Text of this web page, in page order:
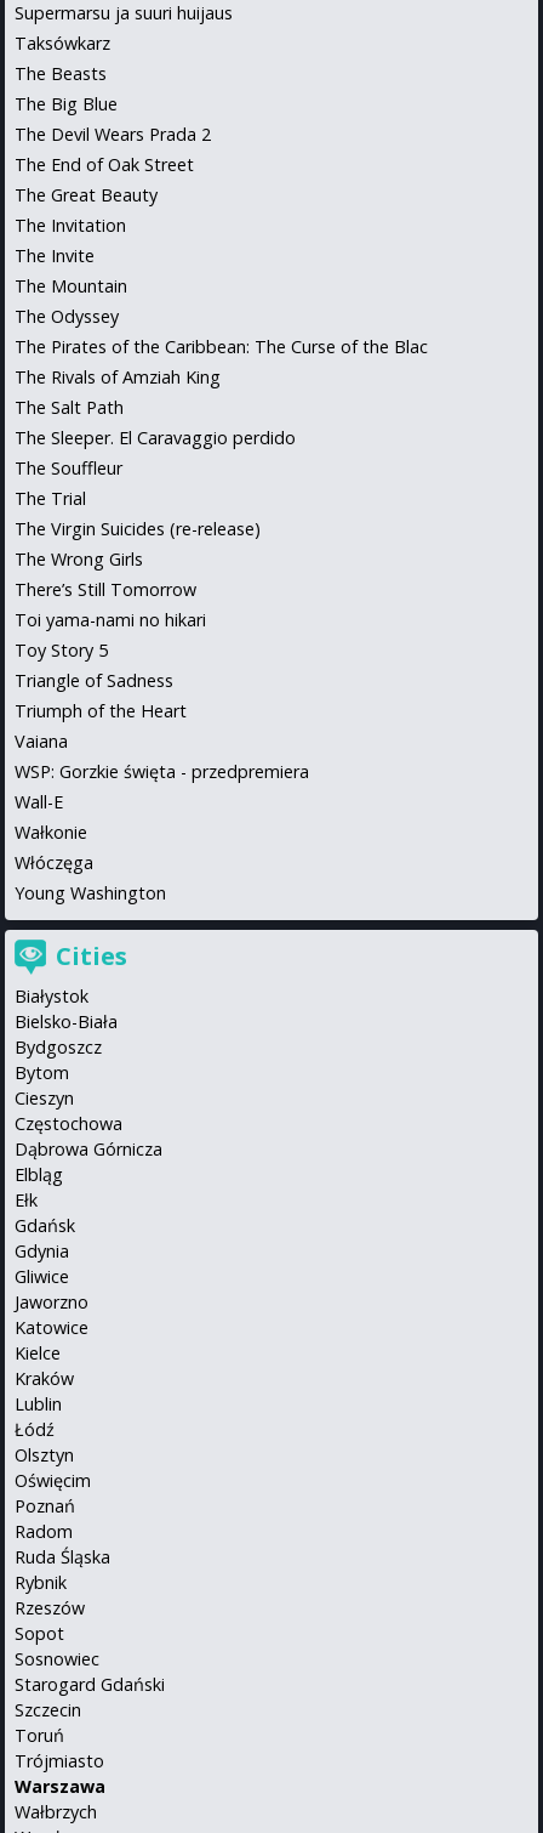
Supermarsu ja suuri huijaus
Taksówkarz
The Beasts
The Big Blue
The Devil Wears Prada 2
The End of Oak Street
The Great Beauty
The Invitation
The Invite
The Mountain
The Odyssey
The Pirates of the Caribbean: The Curse of the Blac
The Rivals of Amziah King
The Salt Path
The Sleeper. El Caravaggio perdido
The Souffleur
The Trial
The Virgin Suicides (re-release)
The Wrong Girls
There’s Still Tomorrow
Toi yama-nami no hikari
Toy Story 5
Triangle of Sadness
Triumph of the Heart
Vaiana
WSP: Gorzkie święta - przedpremiera
Wall-E
Wałkonie
Włóczęga
Young Washington
Cities
Białystok
Bielsko-Biała
Bydgoszcz
Bytom
Cieszyn
Częstochowa
Dąbrowa Górnicza
Elbląg
Ełk
Gdańsk
Gdynia
Gliwice
Jaworzno
Katowice
Kielce
Kraków
Lublin
Łódź
Olsztyn
Oświęcim
Poznań
Radom
Ruda Śląska
Rybnik
Rzeszów
Sopot
Sosnowiec
Starogard Gdański
Szczecin
Toruń
Trójmiasto
Warszawa
Wałbrzych